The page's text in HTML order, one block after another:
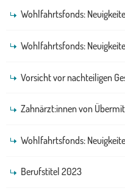
Wohlfahrtsfonds:
Wohlfahrtsfonds:
Vorsicht vor nachteiligen
Zahnärzt:innen von
Wohlfahrtsfonds:
Berufstitel 2023